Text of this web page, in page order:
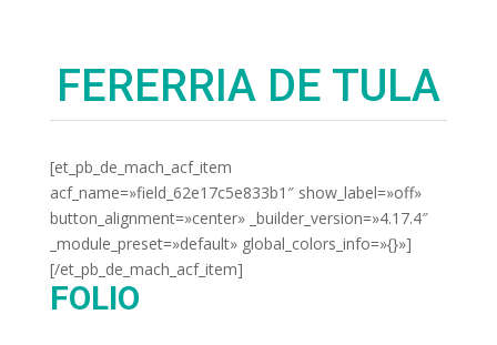
FERERRIA DE TULA
[et_pb_de_mach_acf_item
acf_name=»field_62e17c5e833b1″ show_label=»off»
button_alignment=»center» _builder_version=»4.17.4″
_module_preset=»default» global_colors_info=»{}»]
[/et_pb_de_mach_acf_item]
FOLIO